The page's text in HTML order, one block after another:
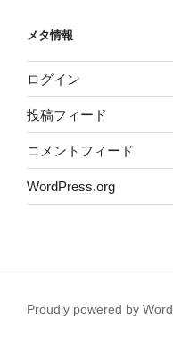
ー
メタ情報
ログイン
投稿フィード
コメントフィード
WordPress.org
Proudly powered by